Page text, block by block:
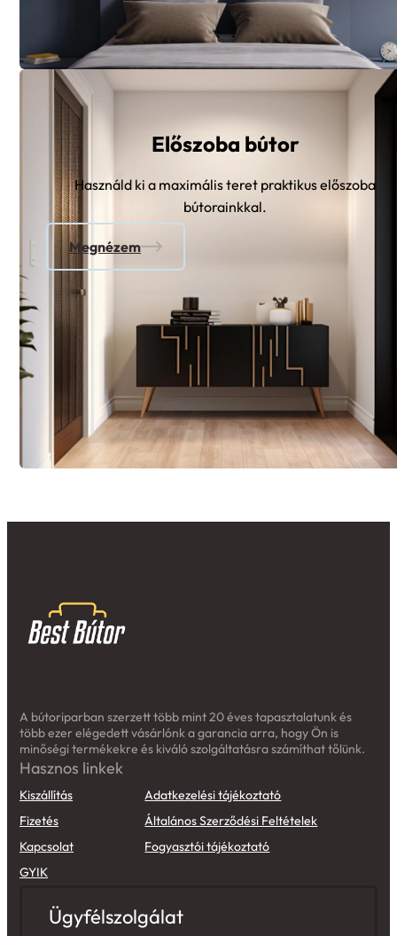
Előszoba bútor
Használd ki a maximális teret praktikus előszoba
bútorainkkal.
Megnézem
A bútoriparban szerzett több mint 20 éves tapasztalatunk és
több ezer elégedett vásárlónk a garancia arra, hogy Ön is
minőségi termékekre és kiváló szolgáltatásra számíthat tőlünk.
Hasznos linkek
Kiszállítás
Fizetés
Kapcsolat
GYIK
Adatkezelési tájékoztató
Általános Szerződési Feltételek
Fogyasztói tájékoztató
Ügyfélszolgálat